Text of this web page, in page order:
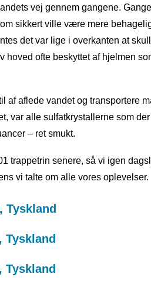
vej gennem gangene.
sikkert ville være mere
det var lige i overkanten at
hoved ofte beskyttet af hjelmen
aflede vandet og transportere
var alle sulfatkrystallerne som
– ret smukt.
trappetrin senere, så vi igen
vi talte om alle vores oplevelser.